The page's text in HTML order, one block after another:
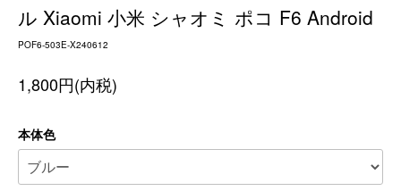
ル Xiaomi 小米 シャオミ ポコ F6 Android
POF6-503E-X240612
1,800円(内税)
本体色